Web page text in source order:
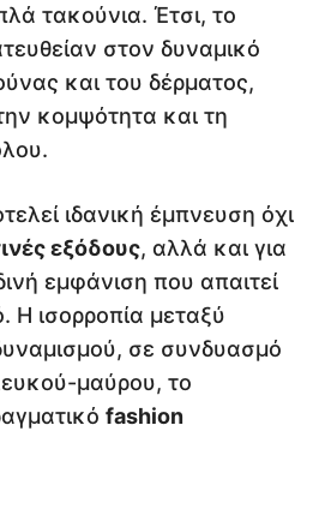
τακούνια. Έτσι, το
στον δυναμικό
και του δέρματος,
κομψότητα και τη
ιδανική έμπνευση όχι
εξόδους, αλλά και για
εμφάνιση που απαιτεί
Η ισορροπία μεταξύ
σε συνδυασμό
μαύρου, το
fashion